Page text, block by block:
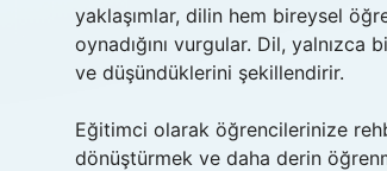
yaklaşımlar, dilin hem bireysel
oynadığını vurgular. Dil, yalnızca
ve düşündüklerini şekillendirir.
Eğitimci olarak öğrencilerinize
dönüştürmek ve daha derin